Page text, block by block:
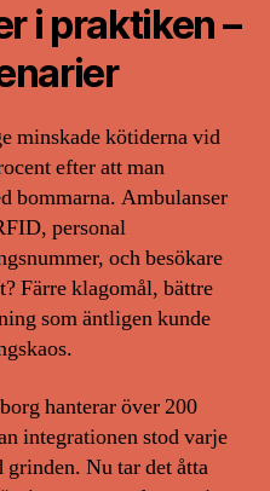
i praktiken –
minskade kötiderna vid
efter att man
bommarna. Ambulanser
personal
och besökare
Färre klagomål, bättre
som äntligen kunde
hanterar över 200
integrationen stod varje
Nu tar det åtta